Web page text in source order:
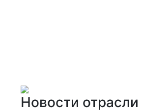
Новости отрасли